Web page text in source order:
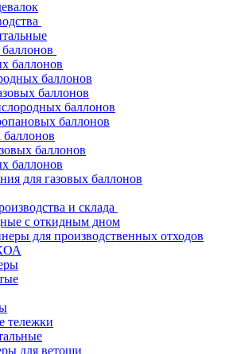
баллонов
баллонов
баллонов
баллонов
баллонов
баллонов
баллонов
баллонов
для газовых баллонов
и склада
с откидным дном
для производственных отходов
тележки
для ветоши